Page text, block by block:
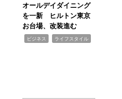
オールデイダイニング
を一新 ヒルトン東京
お台場、改装進む
ビジネス ライフスタイル